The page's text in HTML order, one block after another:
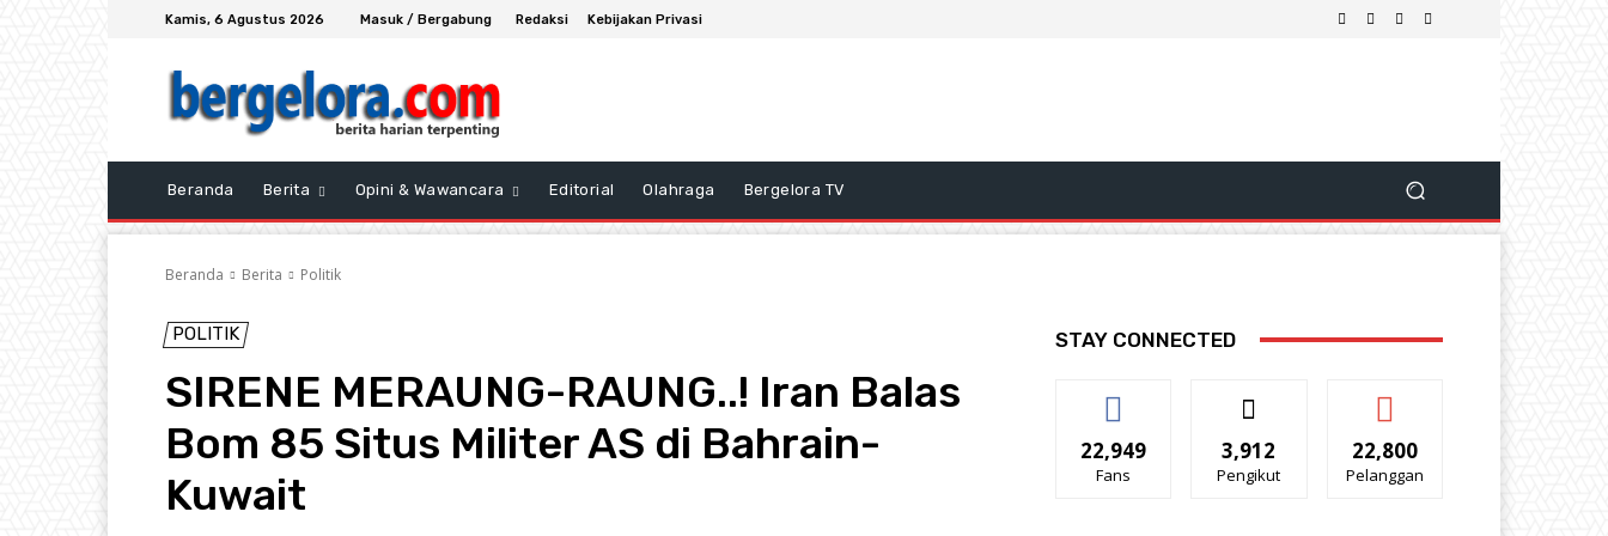
Kamis, 6 Agustus 2026 Masuk / Bergabung Redaksi Kebijakan Privasi
Beranda Berita Opini & Wawancara Editorial Olahraga Bergelora TV
Beranda Berita Politik
POLITIK
SIRENE MERAUNG-RAUNG..! Iran Balas
Bom 85 Situs Militer AS di Bahrain-
Kuwait
STAY CONNECTED
22,949
Fans
3,912
Pengikut
22,800
Pelanggan